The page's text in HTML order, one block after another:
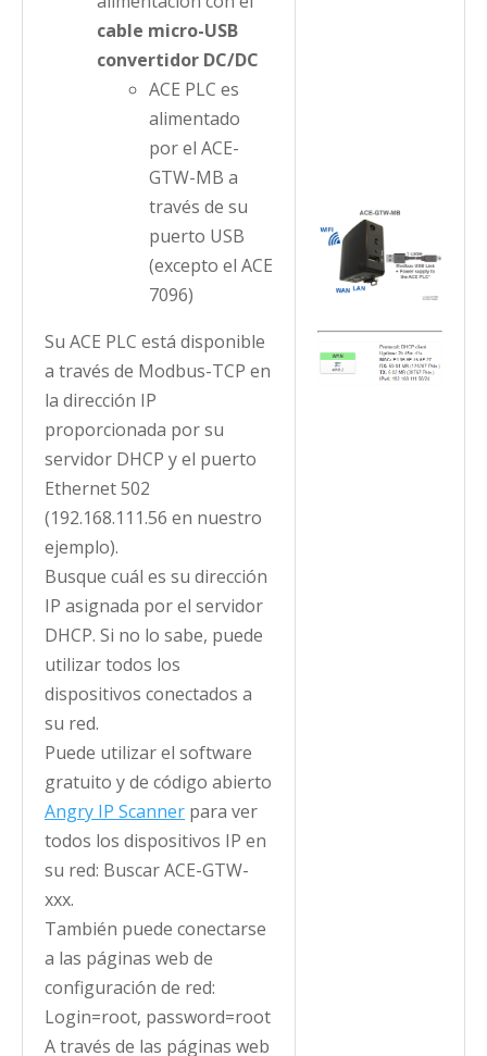
cable micro-USB
convertidor DC/DC
ACE PLC es
alimentado
por el ACE-
GTW-MB a
través de su
puerto USB
(excepto el ACE
7096)
Su ACE PLC está disponible
a través de Modbus-TCP en
la dirección IP
proporcionada por su
servidor DHCP y el puerto
Ethernet 502
(192.168.111.56 en nuestro
ejemplo).
Busque cuál es su dirección
IP asignada por el servidor
DHCP. Si no lo sabe, puede
utilizar todos los
dispositivos conectados a
su red.
Puede utilizar el software
gratuito y de código abierto
Angry IP Scanner para ver
todos los dispositivos IP en
su red: Buscar ACE-GTW-
xxx.
También puede conectarse
a las páginas web de
configuración de red:
Login=root, password=root
A través de las páginas web